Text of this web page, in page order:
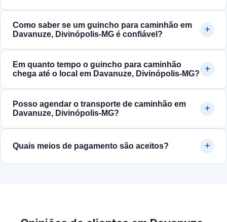
Como saber se um guincho para caminhão em
Davanuze, Divinópolis‑MG é confiável?
Em quanto tempo o guincho para caminhão
chega até o local em Davanuze, Divinópolis‑MG?
Posso agendar o transporte de caminhão em
Davanuze, Divinópolis‑MG?
Quais meios de pagamento são aceitos?